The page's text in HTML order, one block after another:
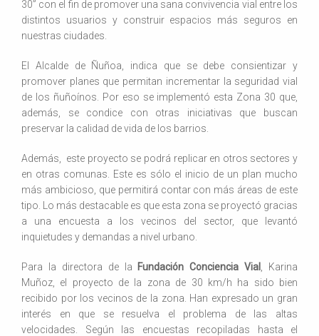
30” con el fin de promover una sana convivencia vial entre los
distintos usuarios y construir espacios más seguros en
nuestras ciudades.
El Alcalde de Ñuñoa, indica que se debe consientizar y
promover planes que permitan incrementar la seguridad vial
de los ñuñoínos. Por eso se implementó esta Zona 30 que,
además, se condice con otras iniciativas que buscan
preservar la calidad de vida de los barrios.
Además, este proyecto se podrá replicar en otros sectores y
en otras comunas. Este es sólo el inicio de un plan mucho
más ambicioso, que permitirá contar con más áreas de este
tipo. Lo más destacable es que esta zona se proyectó gracias
a una encuesta a los vecinos del sector, que levantó
inquietudes y demandas a nivel urbano.
Para la directora de la Fundación Conciencia Vial
, Karina
Muñoz, el proyecto de la zona de 30 km/h ha sido bien
recibido por los vecinos de la zona. Han expresado un gran
interés en que se resuelva el problema de las altas
velocidades. Según las encuestas recopiladas hasta el